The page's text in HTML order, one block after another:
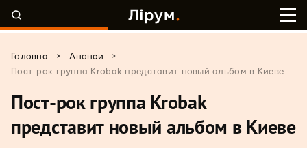
Головна > Анонси
>
Пост-рок группа Krobak представит новый альбом в Киеве
Пост-рок группа Krobak
представит новый альбом в Киеве